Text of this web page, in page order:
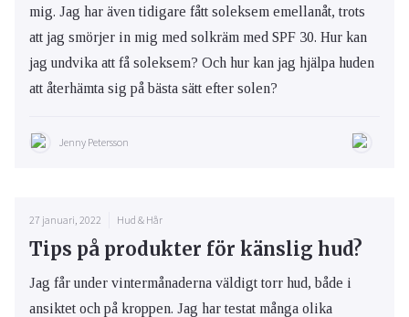
mig. Jag har även tidigare fått soleksem emellanåt, trots
att jag smörjer in mig med solkräm med SPF 30. Hur kan
jag undvika att få soleksem? Och hur kan jag hjälpa huden
att återhämta sig på bästa sätt efter solen?
Jenny Petersson
27 januari, 2022 Hud & Hår
Tips på produkter för känslig hud?
Jag får under vintermånaderna väldigt torr hud, både i
ansiktet och på kroppen. Jag har testat många olika